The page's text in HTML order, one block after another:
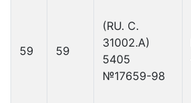
59 59
(RU. C.
31002.A)
5405
№17659-98